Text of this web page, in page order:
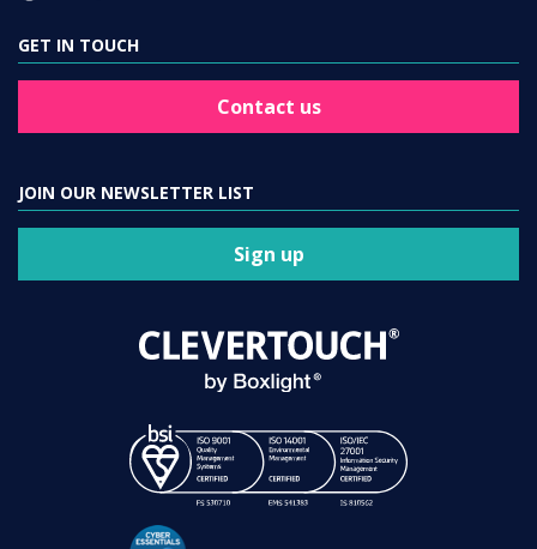
GET IN TOUCH
Contact us
JOIN OUR NEWSLETTER LIST
Sign up